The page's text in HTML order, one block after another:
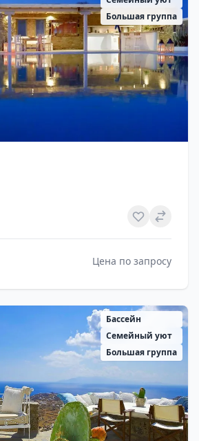
Большая группа
Цена по запросу
Бассейн
Семейный уют
Большая группа